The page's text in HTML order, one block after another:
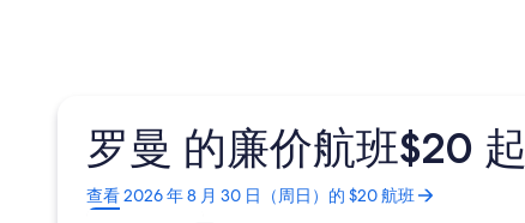
罗曼 的廉价航班$20 起
查看 2026 年 8 月 30 日（周日）的 $20 航班
在
新